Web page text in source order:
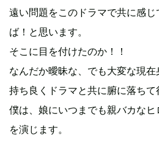
遠い問題をこのドラマで共に感
ば！と思います。
そこに目を付けたのか！！
なんだか曖昧な、でも大変な現
持ち良くドラマと共に腑に落ちて
僕は、娘にいつまでも親バカな
を演じます。